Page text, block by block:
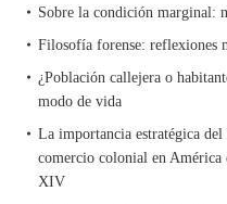
Sobre la condición marginal:
Filosofía forense: reflexiones
¿Población callejera o
modo de vida
La importancia estratégica
comercio colonial en
XIV